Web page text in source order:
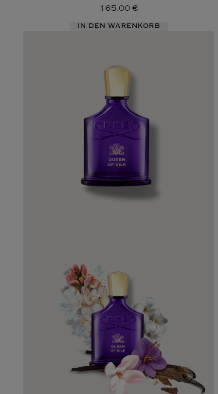
165,00 €
IN DEN WARENKORB